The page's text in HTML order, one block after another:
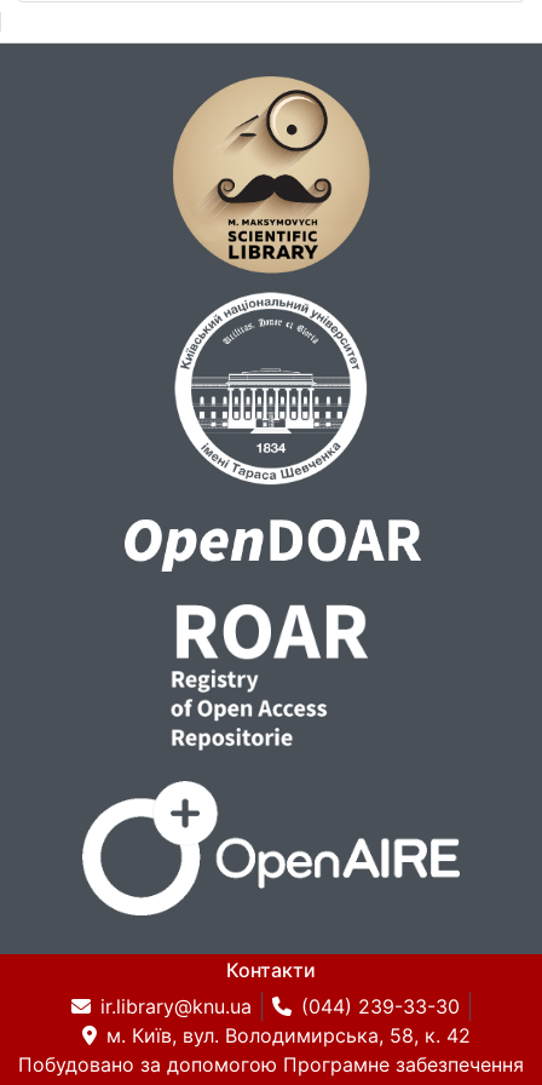
Контакти
ir.library@knu.ua
(044) 239-33-30
м. Київ, вул. Володимирська, 58, к. 42
Побудовано за допомогою Програмне забезпечення